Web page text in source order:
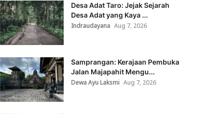
Desa Adat Taro: Jejak Sejarah
Desa Adat yang Kaya ...
Indraudayana Aug 7, 2026
Samprangan: Kerajaan Pembuka
Jalan Majapahit Mengu...
Dewa Ayu Laksmi Aug 7, 2026